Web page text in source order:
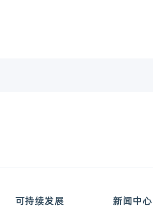
可持续发展 新闻中心